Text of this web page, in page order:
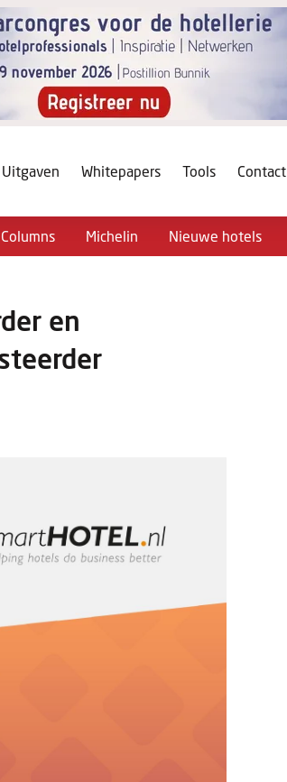
Uitgaven Whitepapers Tools Contact
Columns Michelin Nieuwe hotels
en